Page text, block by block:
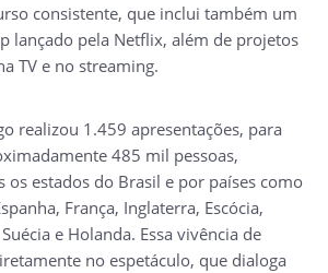
consistente, que inclui também um
lançado pela Netflix, além de projetos
TV e no streaming.
realizou 1.459 apresentações, para
485 mil pessoas,
os estados do Brasil e por países como
França, Inglaterra, Escócia,
e Holanda. Essa vivência de
no espetáculo, que dialoga